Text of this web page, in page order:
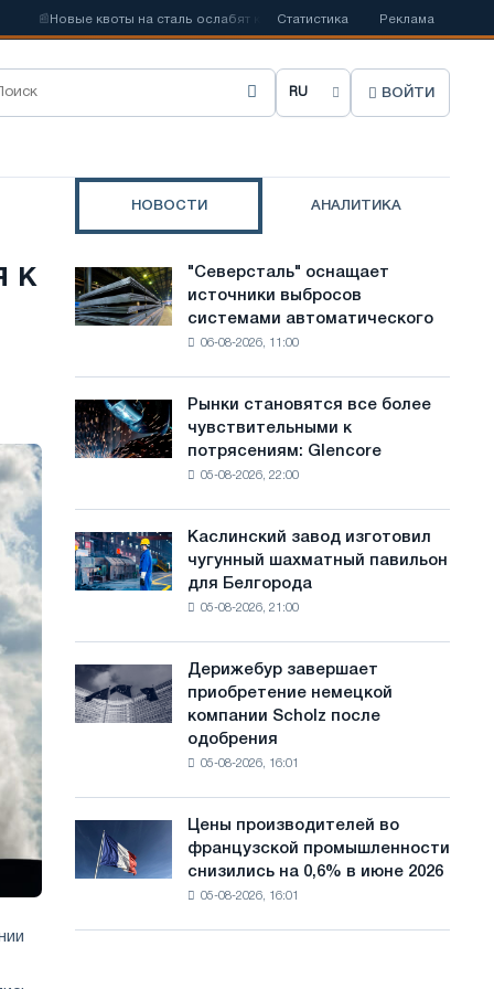
квоты на сталь ослабят конкуренцию в Соединенном Королевстве
Статистика Реклама
В
б
т
ь
з
ы
к
с
а
й
ВОЙТИ
к
НОВОСТИ АНАЛИТИКА
"Северсталь"
оснащает
источники
автоматического
контроля
"Северсталь" оснащает
источники выбросов
системами автоматического
06-08-2026, 11:00
Рынки
становятся
все
потрясениям:
Glencore
Рынки становятся все более
чувствительными к
потрясениям: Glencore
05-08-2026, 22:00
Каслинский
завод
изготовил
для
Белгорода
Каслинский завод изготовил
чугунный шахматный павильон
для Белгорода
05-08-2026, 21:00
Дерижебур
завершает
приобретение
одобрения
Европейской
Дерижебур завершает
приобретение немецкой
компании Scholz после
одобрения
05-08-2026, 16:01
Цены
производителей
во
Цены производителей во
французской промышленности
снизились на 0,6% в июне 2026
05-08-2026, 16:01